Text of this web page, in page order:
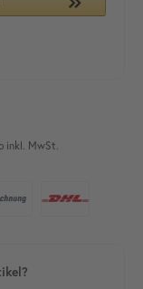
inkl. MwSt.